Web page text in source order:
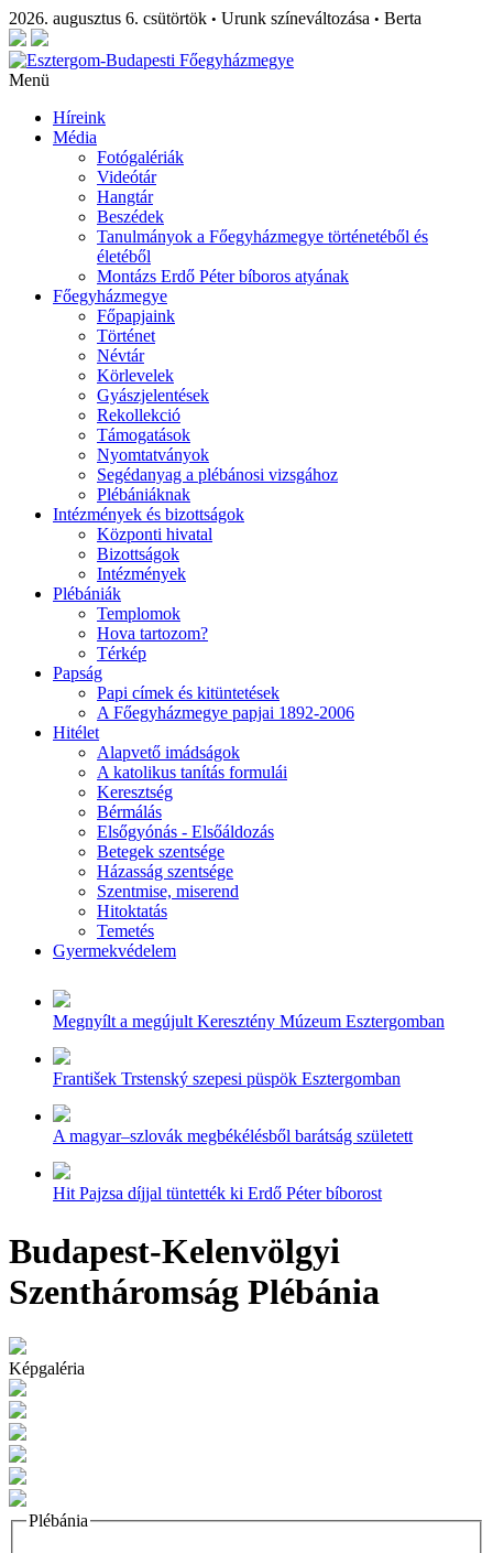
2026. augusztus 6. csütörtök • Urunk színeváltozása • Berta
Menü
Híreink
Média
Fotógalériák
Videótár
Hangtár
Beszédek
Tanulmányok a Főegyházmegye történetéből és
életéből
Montázs Erdő Péter bíboros atyának
Főegyházmegye
Főpapjaink
Történet
Névtár
Körlevelek
Gyászjelentések
Rekollekció
Támogatások
Nyomtatványok
Segédanyag a plébánosi vizsgához
Plébániáknak
Intézmények és bizottságok
Központi hivatal
Bizottságok
Intézmények
Plébániák
Templomok
Hova tartozom?
Térkép
Papság
Papi címek és kitüntetések
A Főegyházmegye papjai 1892-2006
Hitélet
Alapvető imádságok
A katolikus tanítás formulái
Keresztség
Bérmálás
Elsőgyónás - Elsőáldozás
Betegek szentsége
Házasság szentsége
Szentmise, miserend
Hitoktatás
Temetés
Gyermekvédelem
Megnyílt a megújult Keresztény Múzeum Esztergomban
František Trstenský szepesi püspök Esztergomban
A magyar–szlovák megbékélésből barátság született
Hit Pajzsa díjjal tüntették ki Erdő Péter bíborost
Budapest-Kelenvölgyi
Szentháromság Plébánia
Képgaléria
Plébánia